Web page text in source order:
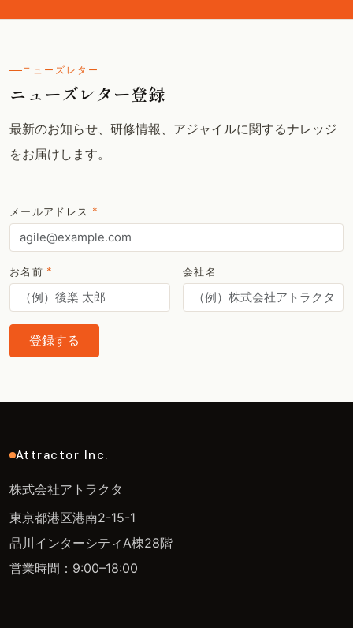
ニューズレター
ニューズレター登録
最新のお知らせ、研修情報、アジャイルに関するナレッジ
をお届けします。
メールアドレス *
お名前 * 会社名
登録する
Attractor Inc.
株式会社アトラクタ
東京都港区港南2-15-1
品川インターシティA棟28階
営業時間：9:00–18:00